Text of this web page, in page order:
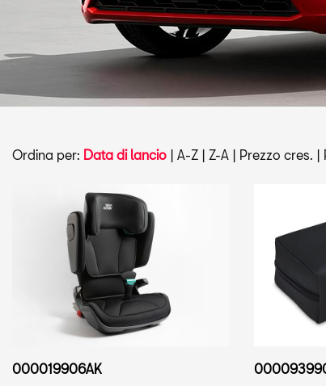
Ordina per: Data di lancio | A-Z | Z-A | Prezzo cres. |
000019906AK